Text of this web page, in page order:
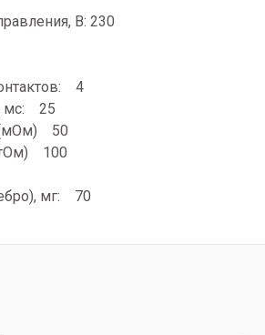
В: 230
4
мс: 25
(мОм) 50
100
мг: 70